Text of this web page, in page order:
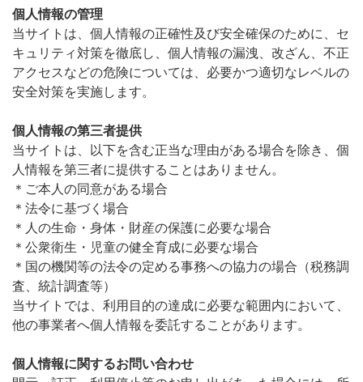
個人情報の管理
当サイトは、個人情報の正確性及び安全確保のために、セ
キュリティ対策を徹底し、個人情報の漏洩、改ざん、不正
アクセスなどの危険については、必要かつ適切なレベルの
安全対策を実施します。
個人情報の第三者提供
当サイトは、以下を含む正当な理由がある場合を除き、個
人情報を第三者に提供することはありません。
＊ご本人の同意がある場合
＊法令に基づく場合
＊人の生命・身体・財産の保護に必要な場合
＊公衆衛生・児童の健全育成に必要な場合
＊国の機関等の法令の定める事務への協力の場合（税務調
査、統計調査等）
当サイトでは、利用目的の達成に必要な範囲内において、
他の事業者へ個人情報を委託することがあります。
個人情報に関するお問い合わせ